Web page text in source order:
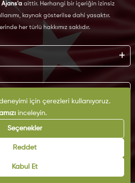
Ajans'aaittir. Herhangi bir içeriğin izinsiz
kaynak gösterilse dahi yasaktır.
her türlü hakkımız saklıdır.
Künye
Reklam
İş Birliği
Arşiv
İletişim
KVKK
Çerez Politikası
Gizlilik Politikası
Kullanım Şartları
için çerezleri kullanıyoruz.
inceleyin.
Seçenekler
Reddet
Kabul Et